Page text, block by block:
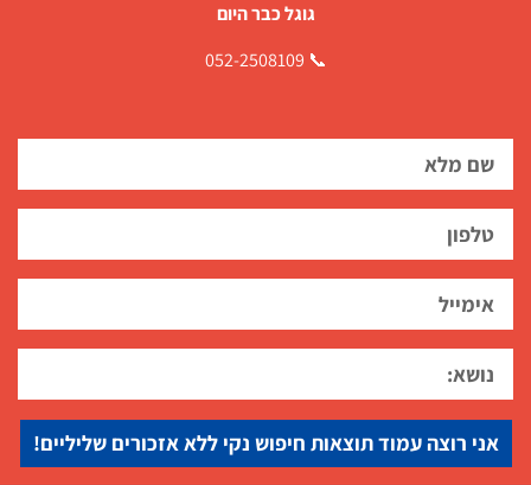
גוגל כבר היום
📞 052-2508109
אני רוצה עמוד תוצאות חיפוש נקי ללא אזכורים שליליים!